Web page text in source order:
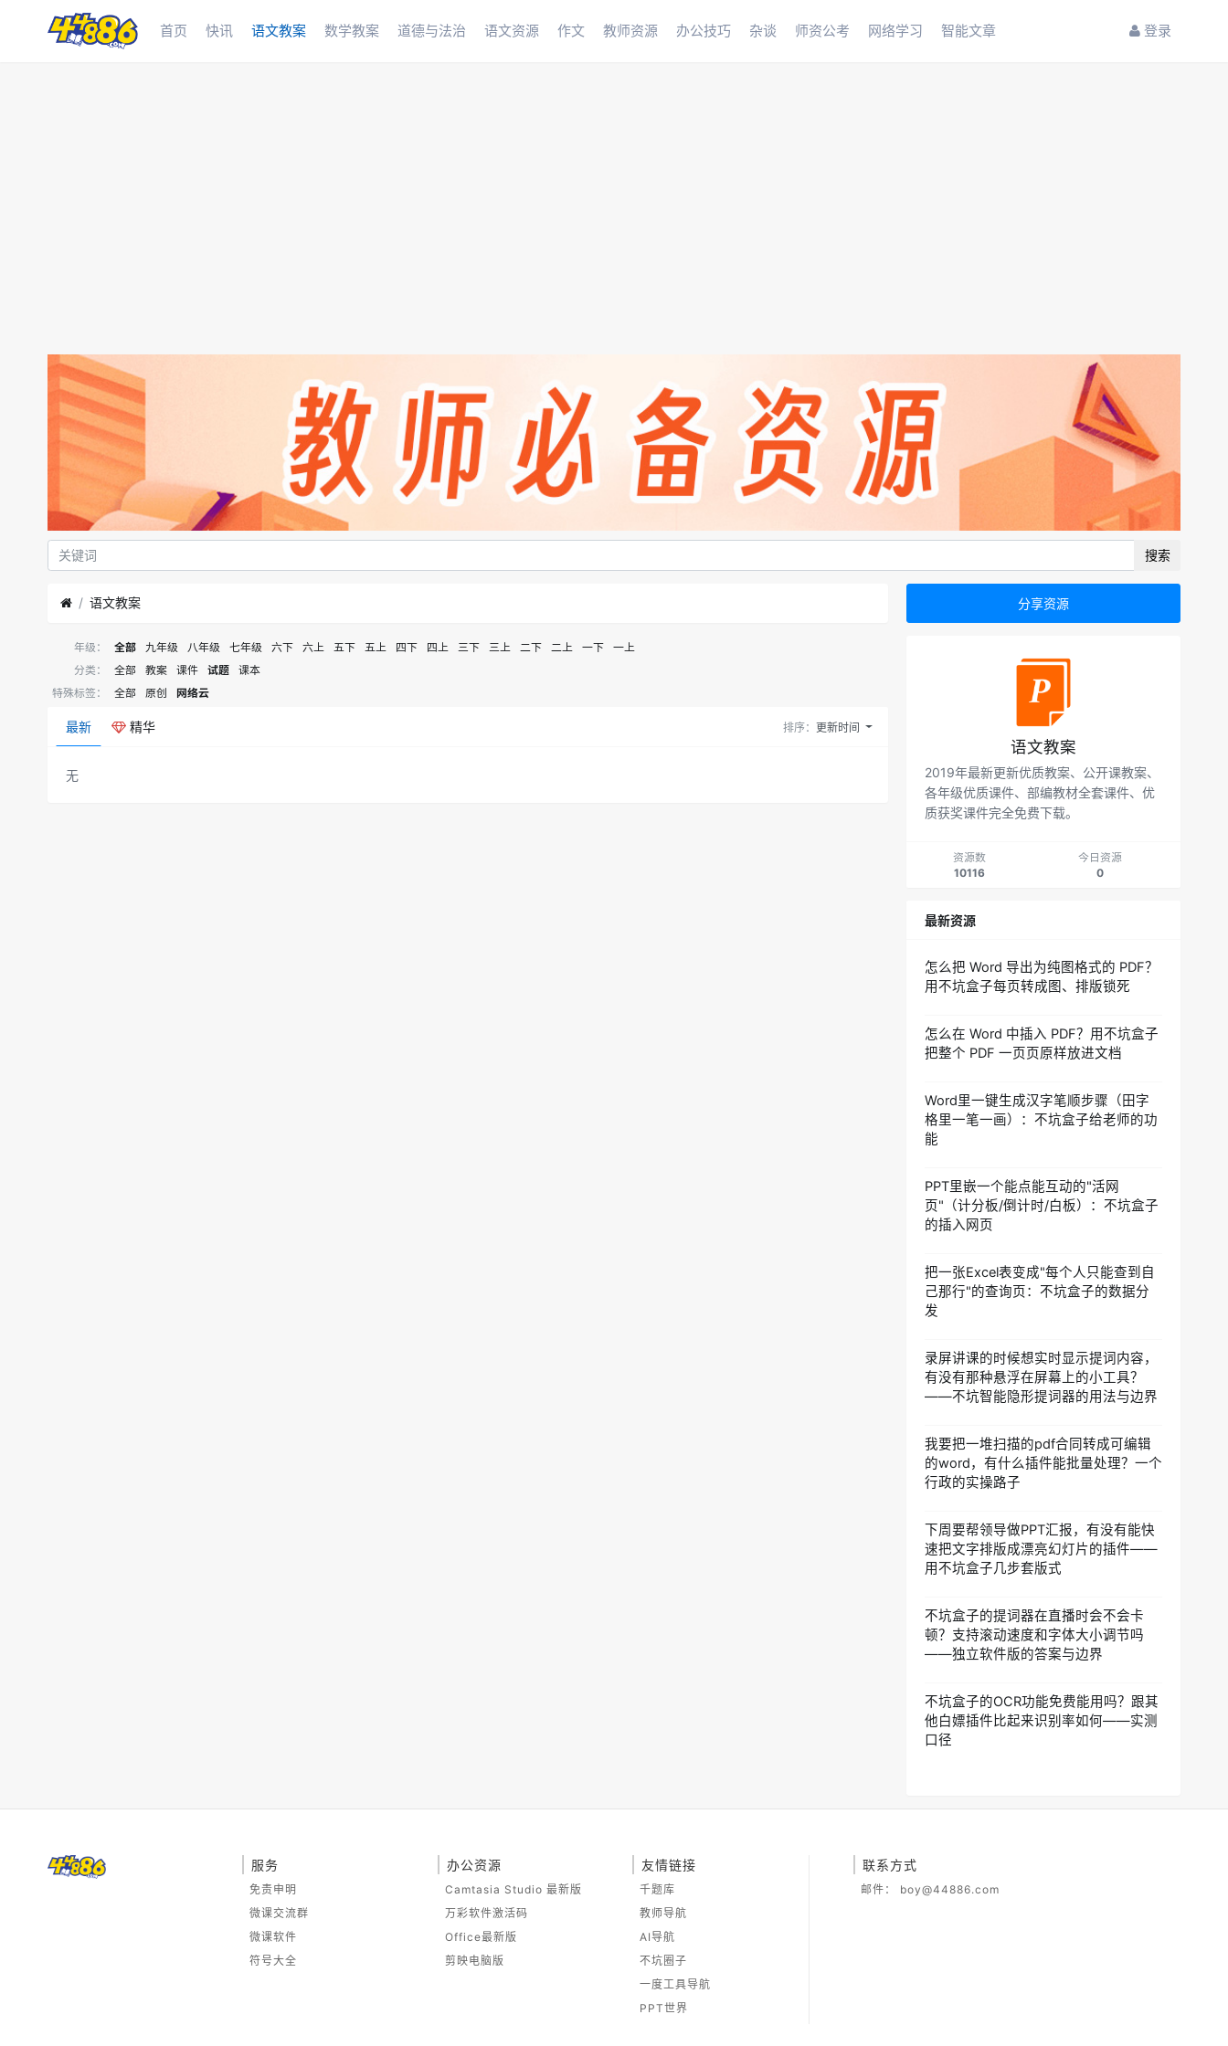
首页 快讯 语文教案 数学教案 道德与法治 语文资源 作文 教师资源 办公技巧 杂谈 师资公考 网络学习 智能文章 登录
搜索
语文教案
年级： 全部 九年级 八年级 七年级 六下 六上 五下 五上 四下 四上 三下 三上 二下 二上 一下
一上
分类：
全部 教案 课件 试题
课本
特殊标签：
全部 原创 网络云
最新 精华 排序：更新时间
无
分享资源
语文教案
2019年最新更新优质教案、公开课教案、
各年级优质课件、部编教材全套课件、优
质获奖课件完全免费下载。
资源数
10116
今日资源
0
最新资源
怎么把 Word 导出为纯图格式的 PDF？
用不坑盒子每页转成图、排版锁死
怎么在 Word 中插入 PDF？用不坑盒子
把整个 PDF 一页页原样放进文档
Word里一键生成汉字笔顺步骤（田字
格里一笔一画）：不坑盒子给老师的功
能
PPT里嵌一个能点能互动的"活网
页"（计分板/倒计时/白板）：不坑盒子
的插入网页
把一张Excel表变成"每个人只能查到自
己那行"的查询页：不坑盒子的数据分
发
录屏讲课的时候想实时显示提词内容，
有没有那种悬浮在屏幕上的小工具？
——不坑智能隐形提词器的用法与边界
我要把一堆扫描的pdf合同转成可编辑
的word，有什么插件能批量处理？一个
行政的实操路子
下周要帮领导做PPT汇报，有没有能快
速把文字排版成漂亮幻灯片的插件——
用不坑盒子几步套版式
不坑盒子的提词器在直播时会不会卡
顿？支持滚动速度和字体大小调节吗
——独立软件版的答案与边界
不坑盒子的OCR功能免费能用吗？跟其
他白嫖插件比起来识别率如何——实测
口径
服务
免责申明
微课交流群
微课软件
符号大全
办公资源
Camtasia Studio 最新版
万彩软件激活码
Office最新版
剪映电脑版
友情链接
千题库
教师导航
AI导航
不坑圈子
一度工具导航
PPT世界
联系方式
邮件： boy@44886.com